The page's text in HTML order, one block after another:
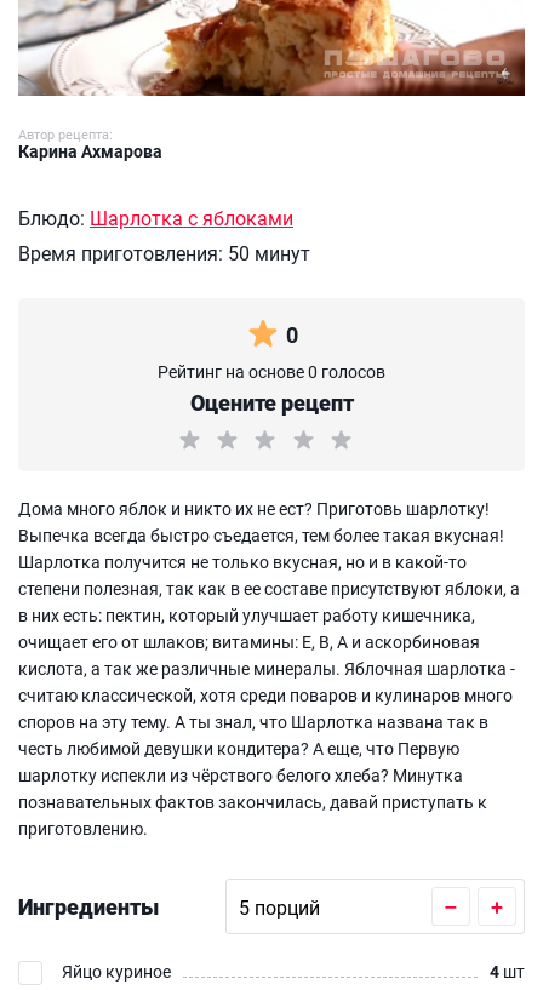
Автор рецепта:
Карина Ахмарова
Блюдо: Шарлотка с яблоками
Время приготовления: 50 минут
0
Рейтинг на основе 0 голосов
Оцените рецепт
Дома много яблок и никто их не ест? Приготовь шарлотку!
Выпечка всегда быстро съедается, тем более такая вкусная!
Шарлотка получится не только вкусная, но и в какой-то
степени полезная, так как в ее составе присутствуют яблоки, а
в них есть: пектин, который улучшает работу кишечника,
очищает его от шлаков; витамины: Е, В, А и аскорбиновая
кислота, а так же различные минералы. Яблочная шарлотка -
считаю классической, хотя среди поваров и кулинаров много
споров на эту тему. А ты знал, что Шарлотка названа так в
честь любимой девушки кондитера? А еще, что Первую
шарлотку испекли из чёрствого белого хлеба? Минутка
познавательных фактов закончилась, давай приступать к
приготовлению.
Ингредиенты – +
Яйцо куриное 4 шт